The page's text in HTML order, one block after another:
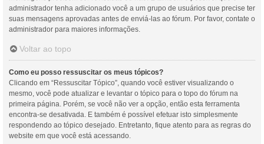
administrador tenha adicionado você a um grupo de usuários que precise ter
suas mensagens aprovadas antes de enviá-las ao fórum. Por favor, contate o
administrador para maiores informações.
Voltar ao topo
Como eu posso ressuscitar os meus tópicos?
Clicando em “Ressuscitar Tópico”, quando você estiver visualizando o
mesmo, você pode atualizar e levantar o tópico para o topo do fórum na
primeira página. Porém, se você não ver a opção, então esta ferramenta
encontra-se desativada. E também é possível efetuar isto simplesmente
respondendo ao tópico desejado. Entretanto, fique atento para as regras do
website em que você está acessando.